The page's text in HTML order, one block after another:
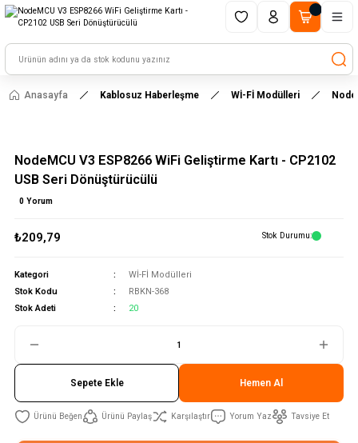
1500 TL ve üzeri alışverişlerinizde kargo ücretsiz!
HAYAL ET - TASARLA - ÇALIŞTIR
Anasayfa Kablosuz Haberleşme Wİ-Fİ Modülleri
NodeMCU V3 ESP8266 WiFi Geliştirme Kartı - CP2102
USB Seri Dönüştürücülü
0 Yorum
₺209,79 Stok Durumu
Kategori
Wİ-Fİ Modülleri
Stok Kodu
RBKN-368
Stok Adeti
20
Sepete Ekle Hemen Al
Ürünü Paylaş Karşılaştır Yorum Yaz Tavsiye Et